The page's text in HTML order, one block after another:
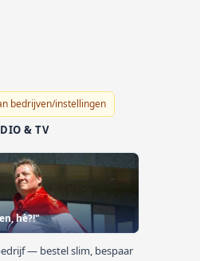
bedrijven/instellingen
& TV
hè?!"
— bestel slim, bespaar